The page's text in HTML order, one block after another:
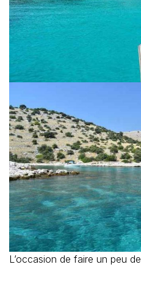
L’occasion de faire un peu